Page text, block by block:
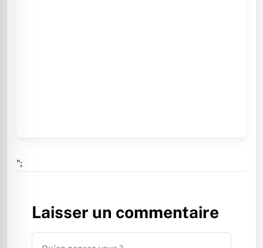
";
Laisser un commentaire
Commentaire